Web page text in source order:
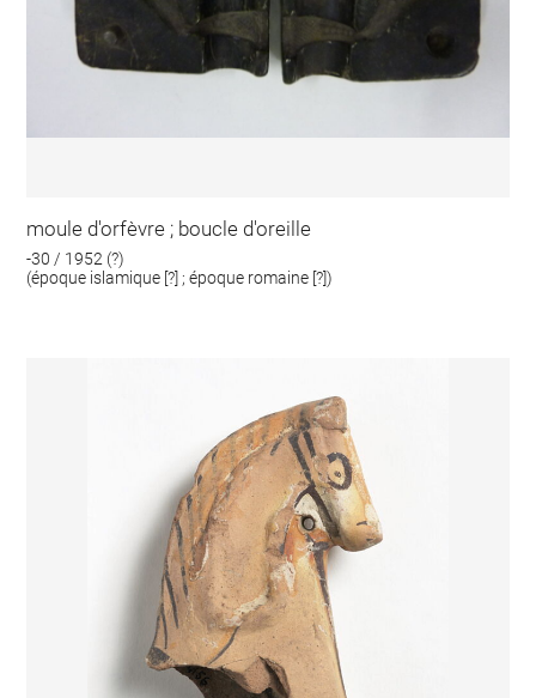
moule d'orfèvre ; boucle d'oreille
-30 / 1952 (?)
(époque islamique [?] ; époque romaine [?])